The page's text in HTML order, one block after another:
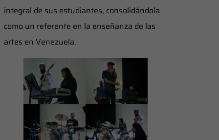
integral de sus estudiantes, consolidándola
como un referente en la enseñanza de las
artes en Venezuela.